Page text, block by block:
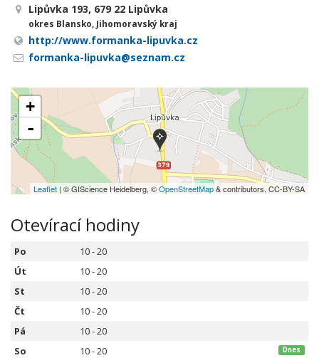
Lipůvka 193, 679 22 Lipůvka
okres Blansko, Jihomoravský kraj
http://www.formanka-lipuvka.cz
formanka-lipuvka@seznam.cz
+
-
Leaflet | © GIScience Heidelberg, ©OpenStreetMap& contributors, CC-BY-SA
Otevírací hodiny
Po
10 - 20
Út
10 - 20
St
10 - 20
Čt
10 - 20
Pá
10 - 20
So
10 - 20 Dnes